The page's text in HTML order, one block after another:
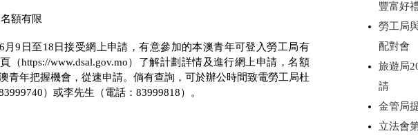
額有限
6 月9 日至18 日接受網上申請，有意參加的本澳青年可登入勞工局有
（https://www.dsal.gov.mo）了解計劃詳情及進行網上申請，名額
青年把握機會，從速申請。倘有查詢，可於辦公時間致電勞工局杜
）或李先生（電話： 83999818）。
豐富好
勞工局
配對會
旅遊局
請
金管局
立法會